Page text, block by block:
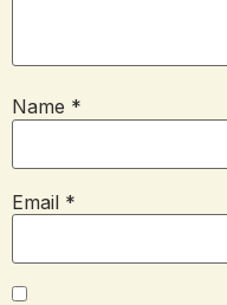
Name *
Email *